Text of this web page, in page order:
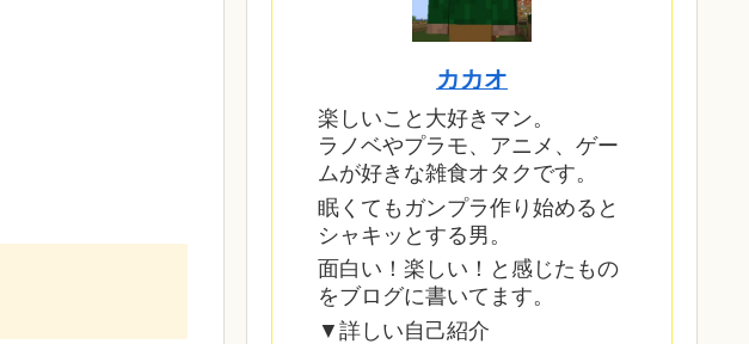
カカオ
楽しいこと大好きマン。
ラノベやプラモ、アニメ、ゲー
ムが好きな雑食オタクです。
眠くてもガンプラ作り始めると
シャキッとする男。
面白い！楽しい！と感じたもの
をブログに書いてます。
▼詳しい自己紹介